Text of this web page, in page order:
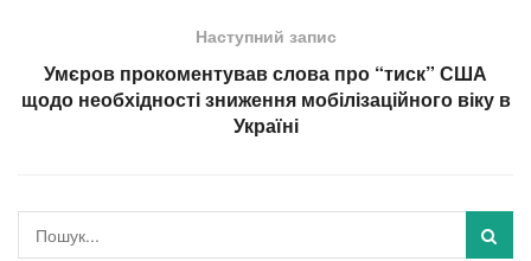
Наступний запис
Умєров прокоментував слова про “тиск” США
щодо необхідності зниження мобілізаційного віку в
Україні